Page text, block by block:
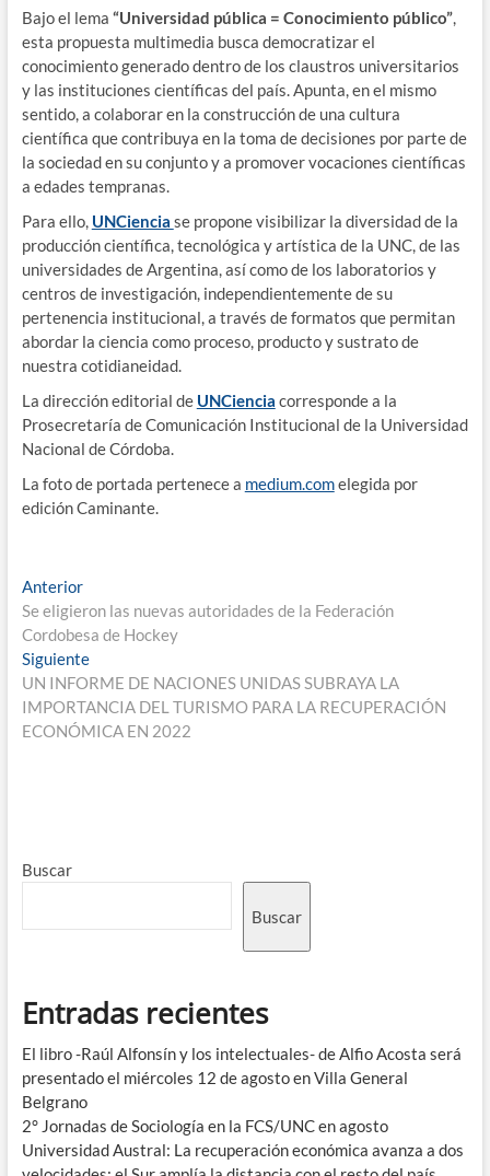
Bajo el lema “Universidad pública = Conocimiento público”,
esta propuesta multimedia busca democratizar el
conocimiento generado dentro de los claustros universitarios
y las instituciones científicas del país. Apunta, en el mismo
sentido, a colaborar en la construcción de una cultura
científica que contribuya en la toma de decisiones por parte de
la sociedad en su conjunto y a promover vocaciones científicas
a edades tempranas.
Para ello, UNCiencia se propone visibilizar la diversidad de la
producción científica, tecnológica y artística de la UNC, de las
universidades de Argentina, así como de los laboratorios y
centros de investigación, independientemente de su
pertenencia institucional, a través de formatos que permitan
abordar la ciencia como proceso, producto y sustrato de
nuestra cotidianeidad.
La dirección editorial de UNCiencia corresponde a la
Prosecretaría de Comunicación Institucional de la Universidad
Nacional de Córdoba.
La foto de portada pertenece a medium.comelegida por
edición Caminante.
Anterior
Se eligieron las nuevas autoridades de la Federación
Cordobesa de Hockey
Siguiente
UN INFORME DE NACIONES UNIDAS SUBRAYA LA
IMPORTANCIA DEL TURISMO PARA LA RECUPERACIÓN
ECONÓMICA EN 2022
Buscar
Buscar
Entradas recientes
El libro -Raúl Alfonsín y los intelectuales- de Alfio Acosta será
presentado el miércoles 12 de agosto en Villa General
Belgrano
2° Jornadas de Sociología en la FCS/UNC en agosto
Universidad Austral: La recuperación económica avanza a dos